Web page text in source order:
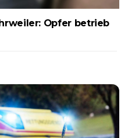
Opfer betrieb